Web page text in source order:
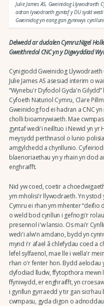
Julie James AS, Gweinidog
adran lywodraeth gyntaf y DU sydd
Gweinidog yn eang gan gynnwys
Delwedd ar dudalen Cymru:Nigel
Gweithredol CNC yn y Digwyddiad
Cynigiodd Gweinidog
Julie James AS asesiad interim o
“Wynebu'r Dyfodol Gyda'n
Cyfoeth Naturiol Cymru, Clare
Gweinidog fod ei hadran a CNC
cholli bioamrywiaeth. Mae
gyntaf wedi'i neilltuo i Newid yn yr
meysydd perthnasol o lunio
amgylchedd a chynllunio.
blaenoriaethau yn y rhain yn dod
enghraifft.
Nid yw coed, coetir a
ym mholisi'r llywodraeth. Yn ystod
Cymru ei rhan ym mhenter “deifio
o weld bod cynllun i gefnogi'r
presennol i'w lansio. Os mai'r
wedi'i alw'n amdano, bydd yn
mynd i'r afael â chlefydau coed a
lefel sylfaenol, mae lle i wella'r
rhan o'r fenter hon. Bydd aelodau
dyfodiad lludw, ffytopthora mewn
ffyniwydd, er enghraifft, yn
i gynllun gyrraedd y tir gan
cwmpasu, gyda digon o